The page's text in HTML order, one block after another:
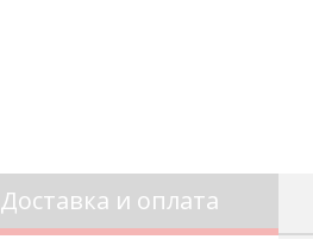
Доставка и оплата